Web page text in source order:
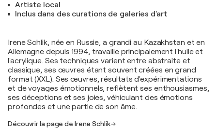
Artiste local
Inclus dans des curations de galeries d'art
Irene Schlik, née en Russie, a grandi au Kazakhstan et en
Allemagne depuis 1994, travaille principalement l'huile et
l'acrylique. Ses techniques varient entre abstraite et
classique, ses œuvres étant souvent créées en grand
format (XXL). Ses œuvres, résultats d'expérimentations
et de voyages émotionnels, reflètent ses enthousiasmes,
ses déceptions et ses joies, véhiculant des émotions
profondes et une partie de son âme.
Découvrir la page de Irene Schlik